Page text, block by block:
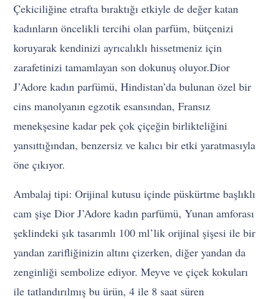
Çekiciliğine etrafta bıraktığı etkiyle de değer katan
kadınların öncelikli tercihi olan parfüm, bütçenizi
koruyarak kendinizi ayrıcalıklı hissetmeniz için
zarafetinizi tamamlayan son dokunuş oluyor.Dior
J’Adore kadın parfümü, Hindistan’da bulunan özel bir
cins manolyanın egzotik esansından, Fransız
menekşesine kadar pek çok çiçeğin birlikteliğini
yansıttığından, benzersiz ve kalıcı bir etki yaratmasıyla
öne çıkıyor.
Ambalaj tipi: Orijinal kutusu içinde püskürtme başlıklı
cam şişe Dior J’Adore kadın parfümü, Yunan amforası
şeklindeki şık tasarımlı 100 ml’lik orijinal şişesi ile bir
yandan zarifliğinizin altını çizerken, diğer yandan da
zenginliği sembolize ediyor. Meyve ve çiçek kokuları
ile tatlandırılmış bu ürün, 4 ile 8 saat süren